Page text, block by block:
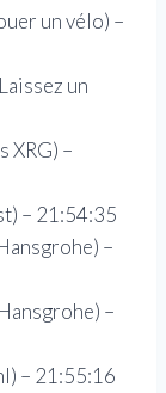
un vélo) –
un
XRG) –
– 21:54:35
–
–
– 21:55:16